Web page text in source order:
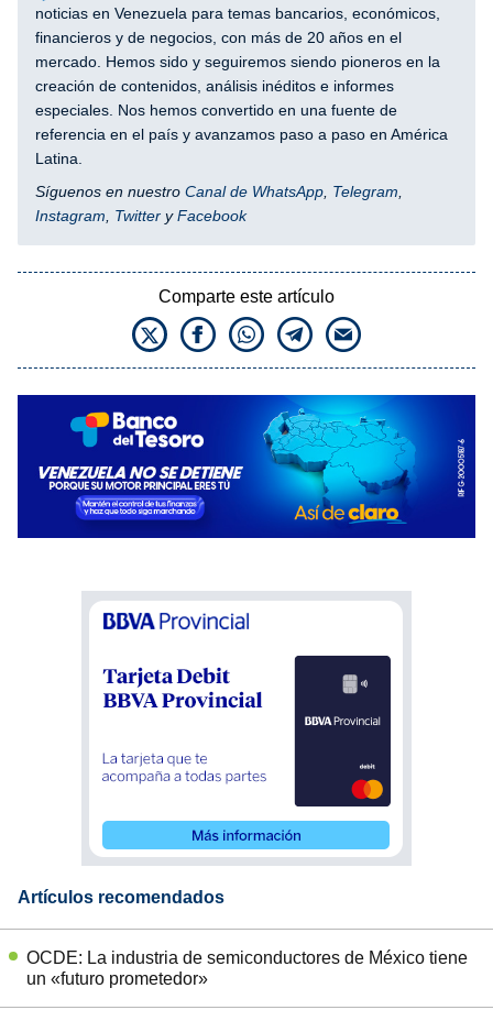
noticias en Venezuela para temas bancarios, económicos,
financieros y de negocios, con más de 20 años en el
mercado. Hemos sido y seguiremos siendo pioneros en la
creación de contenidos, análisis inéditos e informes
especiales. Nos hemos convertido en una fuente de
referencia en el país y avanzamos paso a paso en América
Latina.
Síguenos en nuestro Canal de WhatsApp Telegram
Instagram
Twitter yFacebook
Comparte este artículo
Artículos recomendados
OCDE: La industria de semiconductores de México tiene
un «futuro prometedor»